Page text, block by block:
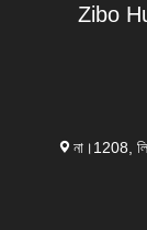
Zibo
না।1208,